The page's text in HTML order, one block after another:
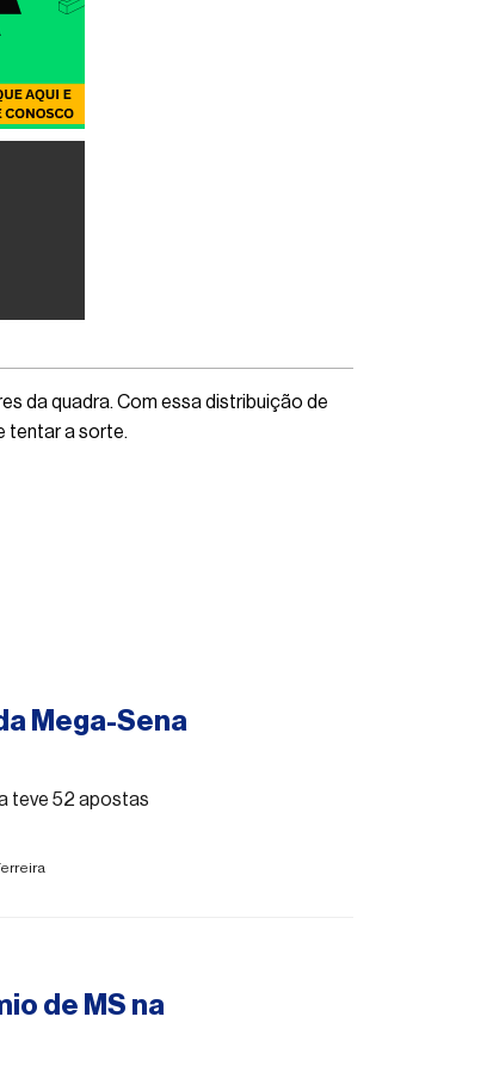
da quadra. Com essa distribuição de
tentar a sorte.
Mega-Sena
teve 52 apostas
de MS na